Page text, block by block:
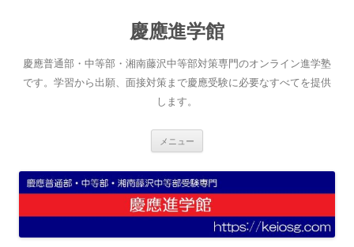
へ
ス
キ
慶應進学館
慶應普通部・中等部・湘南藤沢中等部対策専門のオンライン進学塾
です。学習から出願、面接対策まで慶應受験に必要なすべてを提供
します。
メニュー